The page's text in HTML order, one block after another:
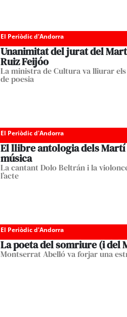
El Periòdic d'Andorra
Unanimitat del jurat del
Ruiz Feijóo
La ministra de Cultura va lliurar
de poesia
El Periòdic d'Andorra
El llibre antologia dels
música
La cantant Dolo Beltrán i la
l’acte
El Periòdic d'Andorra
La poeta del somriure (i del
Montserrat Abelló va forjar una